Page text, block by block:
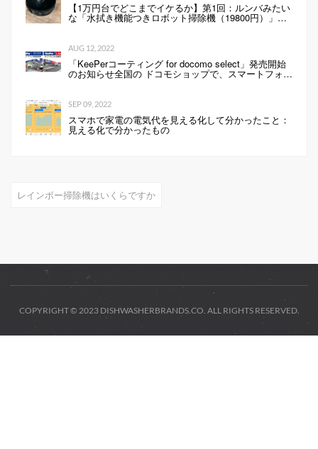
【1万円台でどこまでイケるか】第1回：ルンバみたい
な「水拭き機能つきロボット掃除機（19800円）」の
性能は…
AUG 12, 2022
「KeePerコーティング for docomo select」発売開始
のお知らせ全国の ドコモショップで、スマートフォン
にKeePerコーティングを行います 企業リリース
SEP 09, 2022
スマホで家電の電気代を見える化して分かったこと：
見える化で分かったもの
レインボー掃除機はいくらですか
COPYRIGHT © 2023 DISHWASHERBRANDS.CO. ALL RIGHTS RESERVED.